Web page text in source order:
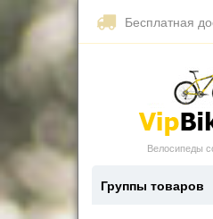
Бесплатная
Велосипеды
Группы товаров